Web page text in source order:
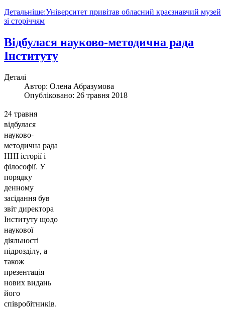
Детальніше:Університет привітав обласний краєзнавчий музей
зі сторіччям
Відбулася науково-методична рада
Інституту
Деталі
Автор: Олена Абразумова
Опубліковано: 26 травня 2018
24 травня
відбулася
науково-
методична рада
ННІ історії і
філософії. У
порядку
денному
засідання був
звіт директора
Інституту щодо
наукової
діяльності
підрозділу, а
також
презентація
нових видань
його
співробітників.